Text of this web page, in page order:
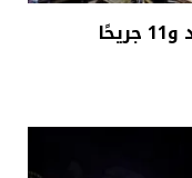
غارة إسرائيلية على تبنين.. شهيد و11 جريحًا